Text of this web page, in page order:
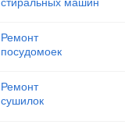
Ремонт
посудомоек
Ремонт
сушилок